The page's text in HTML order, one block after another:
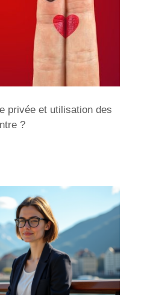
privée et utilisation des
?